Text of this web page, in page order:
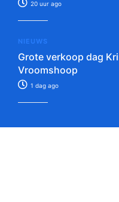
20 uur ago
NIEUWS
Grote verkoop dag
Vroomshoop
1 dag ago